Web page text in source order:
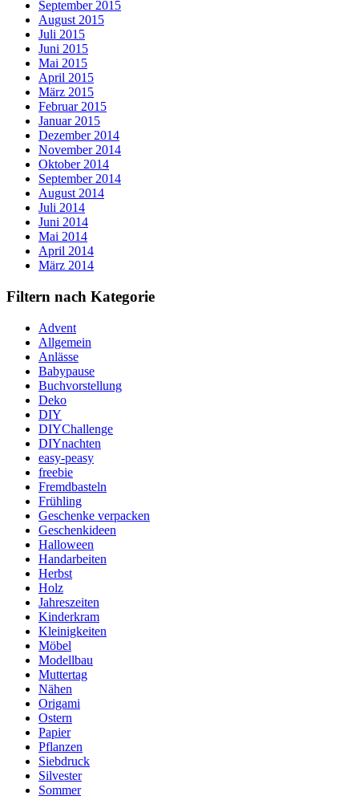
September 2015
August 2015
Juli 2015
Juni 2015
Mai 2015
April 2015
März 2015
Februar 2015
Januar 2015
Dezember 2014
November 2014
Oktober 2014
September 2014
August 2014
Juli 2014
Juni 2014
Mai 2014
April 2014
März 2014
Filtern nach Kategorie
Advent
Allgemein
Anlässe
Babypause
Buchvorstellung
Deko
DIY
DIYChallenge
DIYnachten
easy-peasy
freebie
Fremdbasteln
Frühling
Geschenke verpacken
Geschenkideen
Halloween
Handarbeiten
Herbst
Holz
Jahreszeiten
Kinderkram
Kleinigkeiten
Möbel
Modellbau
Muttertag
Nähen
Origami
Ostern
Papier
Pflanzen
Siebdruck
Silvester
Sommer